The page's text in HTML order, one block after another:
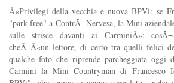
Â«Privilegi della vecchia e nuova BPVi: se
"park free" a ContrÃ Nervesa, la Mini
sulle strisce davanti ai CarminiÂ»:
cheÂ Â«un lettore, di certo tra quelli felici
qualche foto che riprende parcheggiata oggi
Carmini la Mini Countryman di Francesco